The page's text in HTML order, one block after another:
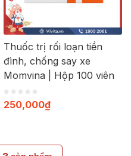
Thuốc trị rối loạn tiền
đình, chống say xe
Momvina | Hộp 100 viên
250,000₫